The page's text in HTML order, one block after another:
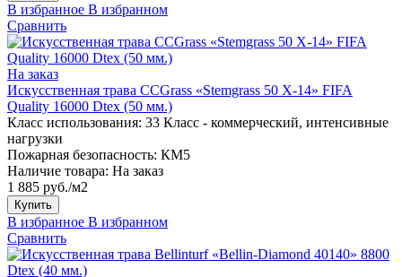
В избранное В избранном
Сравнить
На заказ
Искусственная трава CCGrass «Stemgrass 50 X-14» FIFA
Quality 16000 Dtex (50 мм.)
Класс использования: 33 Класс - коммерческий, интенсивные
нагрузки
Пожарная безопасность: КМ5
Наличие товара: На заказ
1 885 руб./м2
Купить
В избранное В избранном
Сравнить